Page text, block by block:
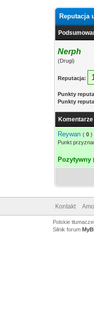
Reputacja
Nerph
(Drugi)
Reputacja:
Punkty
Punkty
Komentarze
Reywan ( 0 )
Punkt
Pozytywny
Kontakt
Polskie
Silnik forum